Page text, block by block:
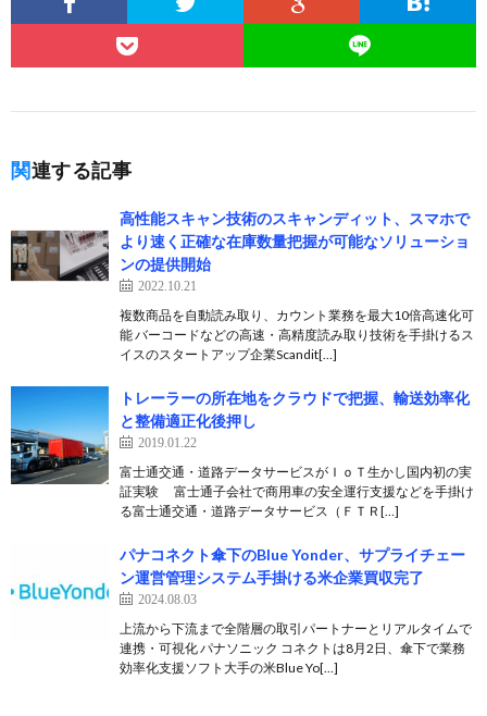
関連する記事
高性能スキャン技術のスキャンディット、スマホで
より速く正確な在庫数量把握が可能なソリューショ
ンの提供開始
2022.10.21
複数商品を自動読み取り、カウント業務を最大10倍高速化可
能 バーコードなどの高速・高精度読み取り技術を手掛けるス
イスのスタートアップ企業Scandit[…]
トレーラーの所在地をクラウドで把握、輸送効率化
と整備適正化後押し
2019.01.22
富士通交通・道路データサービスがＩｏＴ生かし国内初の実
証実験 富士通子会社で商用車の安全運行支援などを手掛け
る富士通交通・道路データサービス（ＦＴＲ[…]
パナコネクト傘下のBlue Yonder、サプライチェー
ン運営管理システム手掛ける米企業買収完了
2024.08.03
上流から下流まで全階層の取引パートナーとリアルタイムで
連携・可視化 パナソニック コネクトは8月2日、傘下で業務
効率化支援ソフト大手の米Blue Yo[…]